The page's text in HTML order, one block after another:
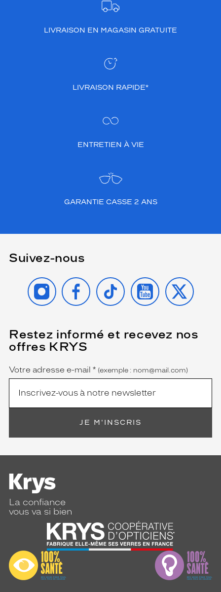
LIVRAISON EN MAGASIN GRATUITE
LIVRAISON RAPIDE*
ENTRETIEN À VIE
GARANTIE CASSE 2 ANS
Suivez-nous
INSTAGRAMFACEBOOK
TIKTOK YOUTUBE
X
Restez informé et recevez nos
offres KRYS
Name
Votre adresse e-mail *
(Ce
champ
est
obligatoire)
(exemple : nom@mail.com)
JE M'INSCRIS
La confiance
vous va si bien